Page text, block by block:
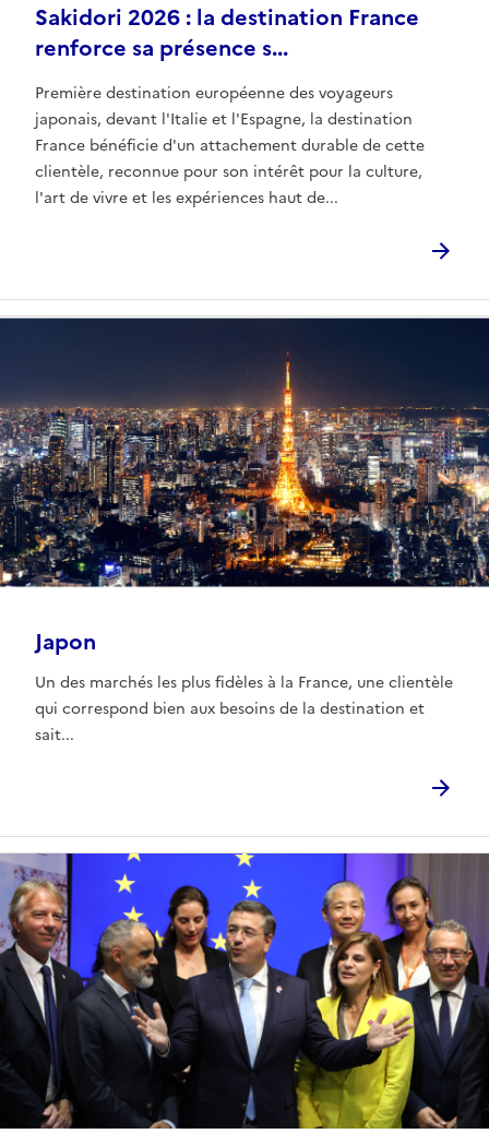
Sakidori 2026 : la destination France
renforce sa présence s...
Première destination européenne des voyageurs
japonais, devant l'Italie et l'Espagne, la destination
France bénéficie d'un attachement durable de cette
clientèle, reconnue pour son intérêt pour la culture,
l'art de vivre et les expériences haut de...
Japon
Un des marchés les plus fidèles à la France, une clientèle
qui correspond bien aux besoins de la destination et
sait...